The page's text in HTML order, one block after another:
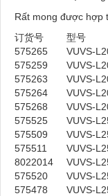
Rất mong được hợp
订货号
型号
575265
VUVS-
575259
VUVS-
575263
VUVS-
575264
VUVS-
575268
VUVS-
575525
VUVS-
575509
VUVS-
575511
VUVS-
8022014
VUVS-
575520
VUVS-
575478
VUVS-